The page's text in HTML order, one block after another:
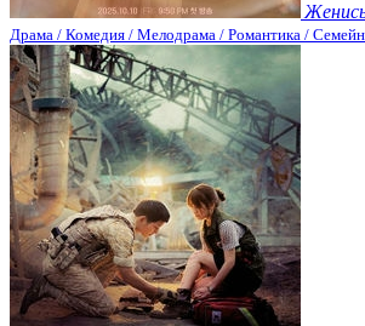
Драма / Комедия / Мелодрама / Романтика /